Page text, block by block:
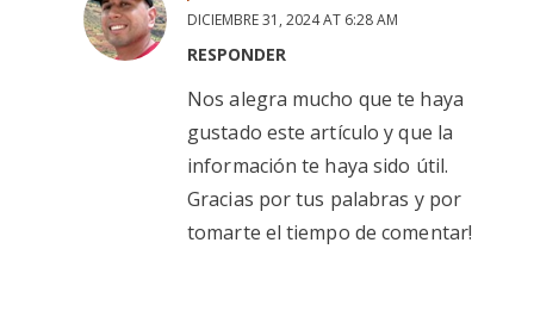
DICIEMBRE 31, 2024 AT 6:28 AM
RESPONDER
Nos alegra mucho que te haya
gustado este artículo y que la
información te haya sido útil.
Gracias por tus palabras y por
tomarte el tiempo de comentar!